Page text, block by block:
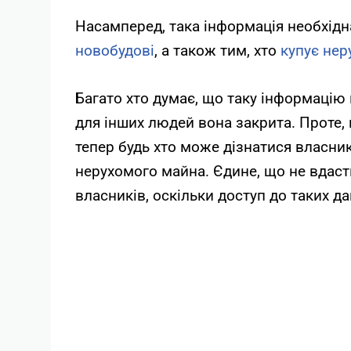
Насамперед, така інформація
новобудові, а також тим, хто купує
Багато хто думає, що таку
для інших людей вона закрита. Проте,
тепер будь хто може дізнатися
нерухомого майна. Єдине, що не
власників, оскільки доступ до таких